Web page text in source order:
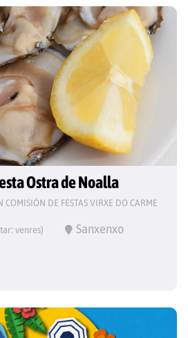
Ostra de Noalla
COMISIÓN DE FESTAS VIRXE DO CARME
venres) Sanxenxo